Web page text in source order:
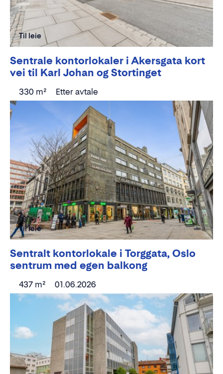
Sentrale kontorlokaler i Akersgata kort
vei til Karl Johan og Stortinget
330 m² Etter avtale
Til leie
Sentralt kontorlokale i Torggata, Oslo
sentrum med egen balkong
437 m² 01.06.2026
Til leie